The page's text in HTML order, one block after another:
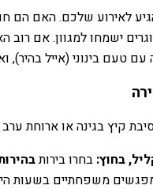
לאירוע שלכם. האם הם
ישמחו למגוון. אם
עם טעם בינוני (אייל
קיץ בגינה או ארוחת ערב
בחוץ: בחרו בירות
משפחתיים בשעות